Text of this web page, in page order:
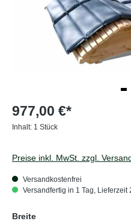
977,00 €*
Inhalt: 1 Stück
Preise inkl. MwSt. zzgl.
Versandkostenfrei
Versandfertig in 1 Tag, Lieferzeit
Breiteauswählen